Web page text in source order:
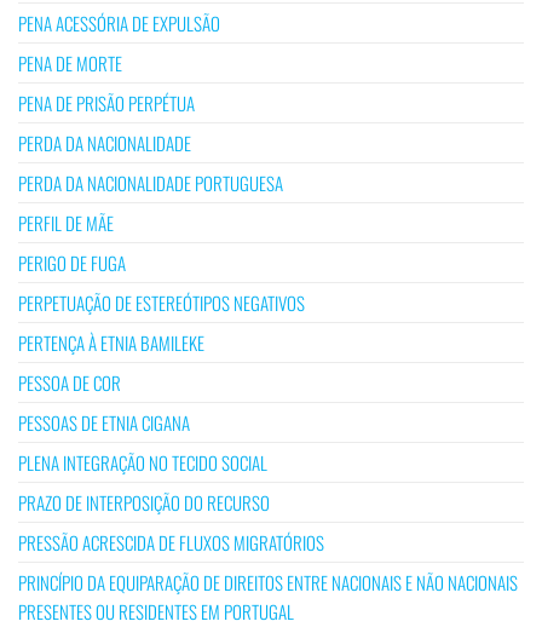
PENA ACESSÓRIA DE EXPULSÃO
PENA DE MORTE
PENA DE PRISÃO PERPÉTUA
PERDA DA NACIONALIDADE
PERDA DA NACIONALIDADE PORTUGUESA
PERFIL DE MÃE
PERIGO DE FUGA
PERPETUAÇÃO DE ESTEREÓTIPOS NEGATIVOS
PERTENÇA À ETNIA BAMILEKE
PESSOA DE COR
PESSOAS DE ETNIA CIGANA
PLENA INTEGRAÇÃO NO TECIDO SOCIAL
PRAZO DE INTERPOSIÇÃO DO RECURSO
PRESSÃO ACRESCIDA DE FLUXOS MIGRATÓRIOS
PRINCÍPIO DA EQUIPARAÇÃO DE DIREITOS ENTRE NACIONAIS E NÃO NACIONAIS
PRESENTES OU RESIDENTES EM PORTUGAL